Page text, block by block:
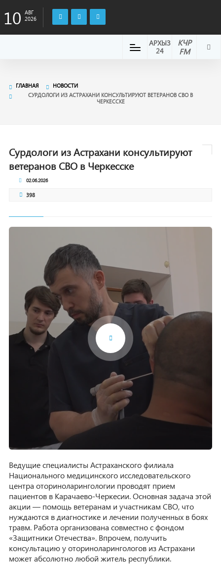
10
АВГ
2026
КЧР
FM
АРХЫЗ
24
ГЛАВНАЯ
НОВОСТИ
СУРДОЛОГИ ИЗ АСТРАХАНИ КОНСУЛЬТИРУЮТ ВЕТЕРАНОВ СВО В
ЧЕРКЕССКЕ
Сурдологи из Астрахани консультируют
ветеранов СВО в Черкесске
02.06.2026
398
Ведущие специалисты Астраханского филиала
Национального медицинского исследовательского
центра оториноларингологии проводят прием
пациентов в Карачаево-Черкесии. Основная задача этой
акции — помощь ветеранам и участникам СВО, что
нуждаются в диагностике и лечении полученных в боях
травм. Работа организована совместно с фондом
«Защитники Отечества». Впрочем, получить
консультацию у оториноларингологов из Астрахани
может абсолютно любой житель республики.